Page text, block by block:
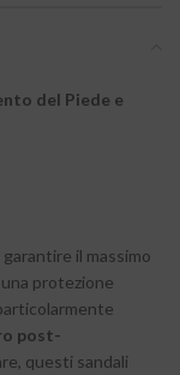
del Piede e
il massimo
protezione
post-
questi sandali